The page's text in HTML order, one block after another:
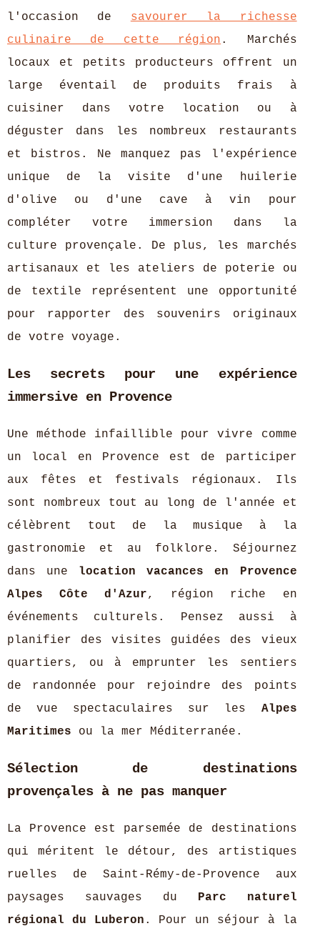
l'occasion de savourer la richesse
culinaire de cette région . Marchés
locaux et petits producteurs offrent un
large éventail de produits frais à
cuisiner dans votre location ou à
déguster dans les nombreux restaurants
et bistros. Ne manquez pas l'expérience
unique de la visite d'une huilerie
d'olive ou d'une cave à vin pour
compléter votre immersion dans la
culture provençale. De plus, les marchés
artisanaux et les ateliers de poterie ou
de textile représentent une opportunité
pour rapporter des souvenirs originaux
de votre voyage.
Les secrets pour une expérience
immersive en Provence
Une méthode infaillible pour vivre comme
un local en Provence est de participer
aux fêtes et festivals régionaux. Ils
sont nombreux tout au long de l'année et
célèbrent tout de la musique à la
gastronomie et au folklore. Séjournez
dans une location vacances en Provence
Alpes Côte d'Azur, région riche en
événements culturels. Pensez aussi à
planifier des visites guidées des vieux
quartiers, ou à emprunter les sentiers
de randonnée pour rejoindre des points
de vue spectaculaires sur les Alpes
Maritimes ou la mer Méditerranée.
Sélection de destinations
provençales à ne pas manquer
La Provence est parsemée de destinations
qui méritent le détour, des artistiques
ruelles de Saint-Rémy-de-Provence aux
paysages sauvages du Parc naturel
régional du Luberon . Pour un séjour à la